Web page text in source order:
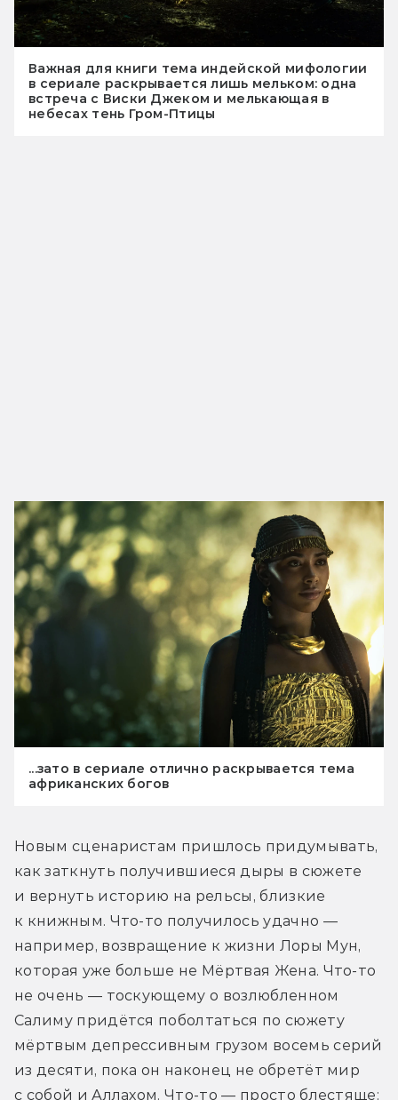
Важная для книги тема индейской мифологии
в сериале раскрывается лишь мельком: одна
встреча с Виски Джеком и мелькающая в
небесах тень Гром-Птицы
...зато в сериале отлично раскрывается тема
африканских богов
Новым сценаристам пришлось придумывать,
как заткнуть получившиеся дыры в сюжете
и вернуть историю на рельсы, близкие
к книжным. Что-то получилось удачно —
например, возвращение к жизни Лоры Мун,
которая уже больше не Мёртвая Жена. Что-то
не очень — тоскующему о возлюбленном
Салиму придётся поболтаться по сюжету
мёртвым депрессивным грузом восемь серий
из десяти, пока он наконец не обретёт мир
с собой и Аллахом. Что-то — просто блестяще: